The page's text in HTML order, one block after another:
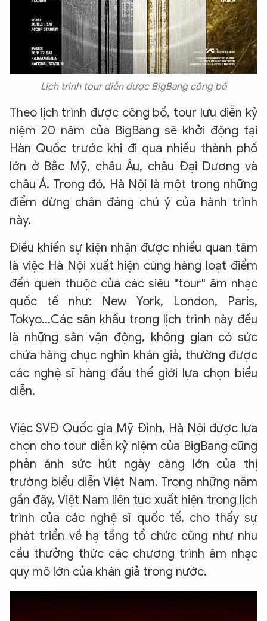
Lịch trình tour diễn được BigBang công bố
Theo lịch trình được công bố, tour lưu diễn kỷ
niệm 20 năm của BigBang sẽ khởi động tại
Hàn Quốc trước khi đi qua nhiều thành phố
lớn ở Bắc Mỹ, châu Âu, châu Đại Dương và
châu Á. Trong đó, Hà Nội là một trong những
điểm dừng chân đáng chú ý của hành trình
này.
Điều khiến sự kiện nhận được nhiều quan tâm
là việc Hà Nội xuất hiện cùng hàng loạt điểm
đến quen thuộc của các siêu "tour" âm nhạc
quốc tế như: New York, London, Paris,
Tokyo...Các sân khấu trong lịch trình này đều
là những sân vận động, không gian có sức
chứa hàng chục nghìn khán giả, thường được
các nghệ sĩ hàng đầu thế giới lựa chọn biểu
diễn.
Việc SVĐ Quốc gia Mỹ Đình, Hà Nội được lựa
chọn cho tour diễn kỷ niệm của BigBang cũng
phản ánh sức hút ngày càng lớn của thị
trường biểu diễn Việt Nam. Trong những năm
gần đây, Việt Nam liên tục xuất hiện trong lịch
trình của các nghệ sĩ quốc tế, cho thấy sự
phát triển về hạ tầng tổ chức cũng như nhu
cầu thưởng thức các chương trình âm nhạc
quy mô lớn của khán giả trong nước.